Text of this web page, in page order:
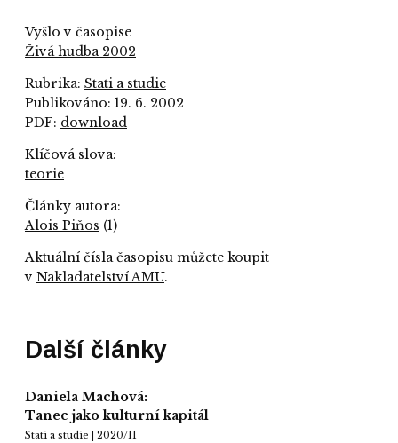
Vyšlo v časopise
Živá hudba 2002
Rubrika: Stati a studie
Publikováno: 19. 6. 2002
PDF: download
Klíčová slova:
teorie
Články autora:
Alois Piňos (1)
Aktuální čísla časopisu můžete koupit
v Nakladatelství AMU.
Další články
Daniela Machová:
Tanec jako kulturní kapitál
Stati a studie | 2020/11